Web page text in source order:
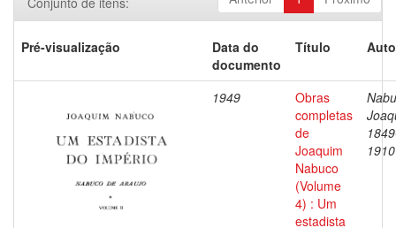
Pré-visualização
Data do
documento
Título
1949
Obras
completas
de
Joaquim
Nabuco
(Volume
4) : Um
estadista
1910